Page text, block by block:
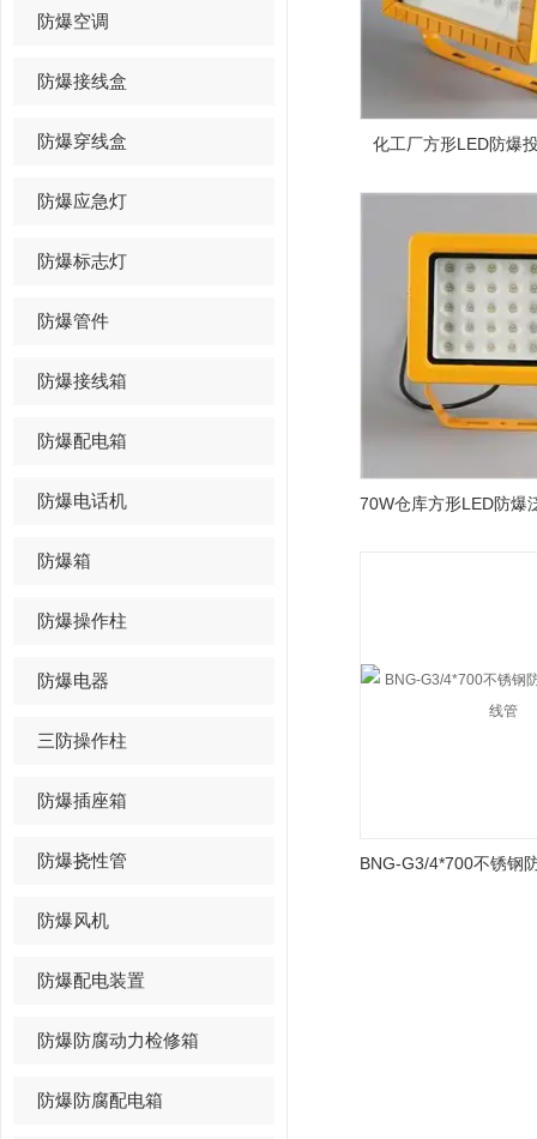
防爆空调
防爆接线盒
防爆穿线盒
防爆应急灯
防爆标志灯
防爆管件
防爆接线箱
防爆配电箱
防爆电话机
防爆箱
防爆操作柱
防爆电器
三防操作柱
防爆插座箱
防爆挠性管
防爆风机
防爆配电装置
防爆防腐动力检修箱
防爆防腐配电箱
化工厂方形LED防爆